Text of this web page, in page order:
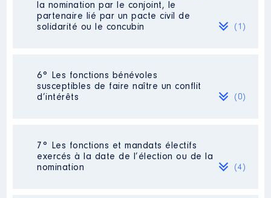
Année Montant Type
Description: membre du CA
Evaluation: 32418 € │ Nombre de
parts détenues : 1437 │ Pourcentage
parts détenues : 3010 │ Pourcentage
du capital détenu : 19 %
la nomination par le conjoint, le
partenaire lié par un pacte civil de
solidarité ou le concubin
(1)
Activité professionnelle
responsable [Données non publiées]
Employeur
6° Les fonctions bénévoles
susceptibles de faire naître un conflit
d’intérêts
(0)
Néant
7° Les fonctions et mandats électifs
exercés à la date de l’élection ou de la
nomination
(4)